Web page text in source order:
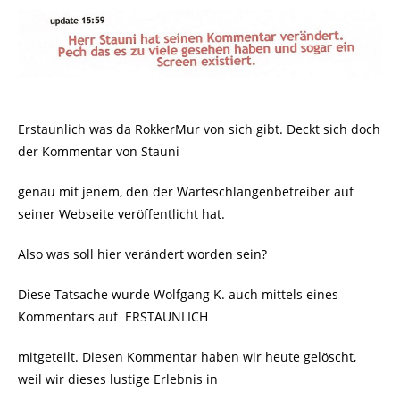
Erstaunlich was da RokkerMur von sich gibt. Deckt sich doch
der Kommentar von Stauni
genau mit jenem, den der Warteschlangenbetreiber auf
seiner Webseite veröffentlicht hat.
Also was soll hier verändert worden sein?
Diese Tatsache wurde Wolfgang K. auch mittels eines
Kommentars auf ERSTAUNLICH
mitgeteilt. Diesen Kommentar haben wir heute gelöscht,
weil wir dieses lustige Erlebnis in